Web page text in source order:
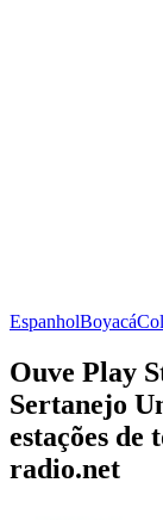
EspanholBoyacá
Ouve Play
Sertanejo
estações de
radio.net